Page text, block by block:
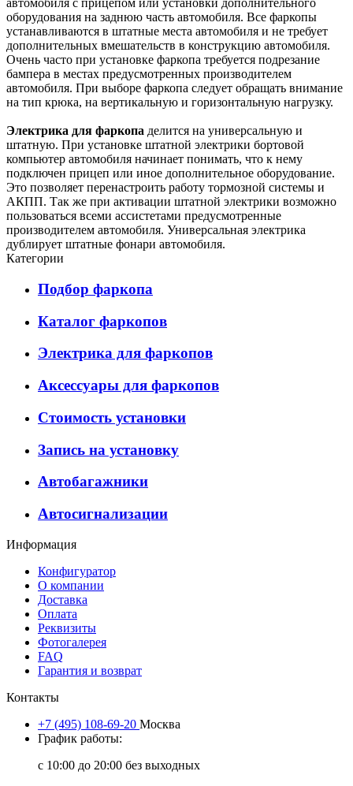
автомобиля с прицепом или установки дополнительного
оборудования на заднюю часть автомобиля. Все фаркопы
устанавливаются в штатные места автомобиля и не требует
дополнительных вмешательств в конструкцию автомобиля.
Очень часто при установке фаркопа требуется подрезание
бампера в местах предусмотренных производителем
автомобиля. При выборе фаркопа следует обращать внимание
на тип крюка, на вертикальную и горизонтальную нагрузку.
Электрика для фаркопа делится на универсальную и
штатную. При установке штатной электрики бортовой
компьютер автомобиля начинает понимать, что к нему
подключен прицеп или иное дополнительное оборудование.
Это позволяет перенастроить работу тормозной системы и
АКПП. Так же при активации штатной электрики возможно
пользоваться всеми ассистетами предусмотренные
производителем автомобиля. Универсальная электрика
дублирует штатные фонари автомобиля.
Категории
Подбор фаркопа
Каталог фаркопов
Электрика для фаркопов
Аксессуары для фаркопов
Стоимость установки
Запись на установку
Автобагажники
Автосигнализации
Информация
Конфигуратор
О компании
Доставка
Оплата
Реквизиты
Фотогалерея
FAQ
Гарантия и возврат
Контакты
+7 (495) 108-69-20 Москва
График работы:
с 10:00 до 20:00 без выходных